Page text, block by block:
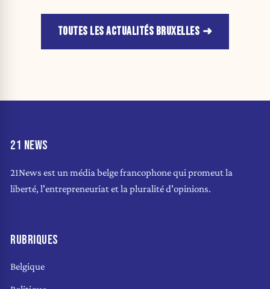
TOUTES LES ACTUALITÉS BRUXELLES
21 NEWS
21News est un média belge francophone qui promeut la
liberté, l'entrepreneuriat et la pluralité d'opinions.
RUBRIQUES
Belgique